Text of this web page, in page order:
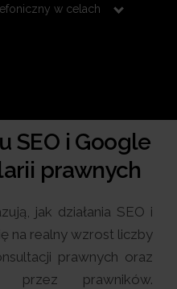
w celach
SEO i Google
prawnych
jak działania SEO i
na realny wzrost liczby
prawnych oraz
przez prawników.